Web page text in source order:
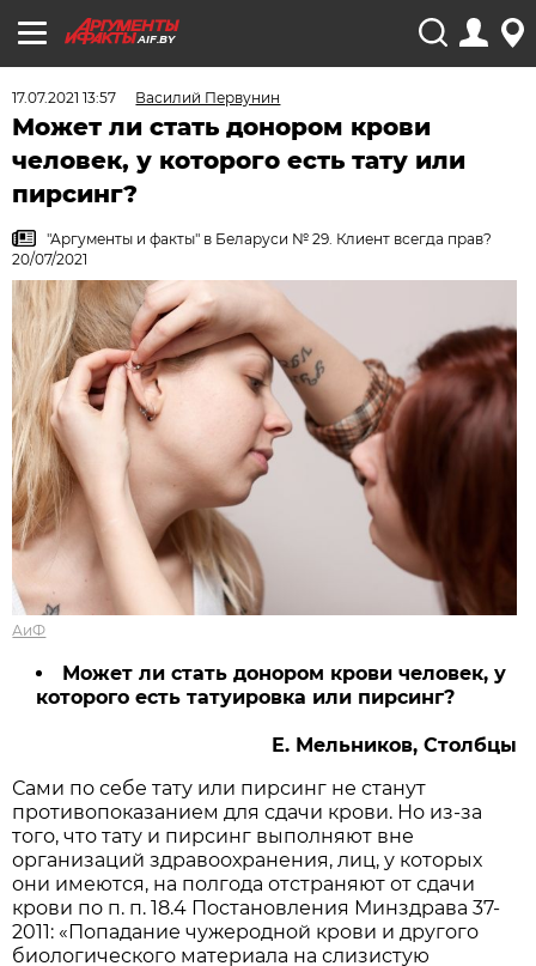
AIF.BY
17.07.2021 13:57 Василий Первунин
Может ли стать донором крови
человек, у которого есть тату или
пирсинг?
"Аргументы и факты" в Беларуси № 29. Клиент всегда прав?
20/07/2021
АиФ
Может ли стать донором крови человек, у
которого есть татуировка или пирсинг?
Е. Мельников, Столбцы
Сами по себе тату или пирсинг не станут
противопоказанием для сдачи крови. Но из-за
того, что тату и пирсинг выполняют вне
организаций здравоохранения, лиц, у которых
они имеются, на полгода отстраняют от сдачи
крови по п. п. 18.4 Постановления Минздрава 37-
2011: «Попадание чужеродной крови и другого
биологического материала на слизистую